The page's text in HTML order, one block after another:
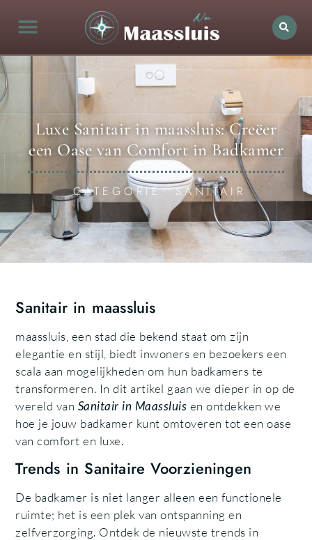
Luxe Sanitair in maassluis: Creëer
een Oase van Comfort in Badkamer
CATEGORIE: SANITAIR
Sanitair in maassluis
maassluis, een stad die bekend staat om zijn
elegantie en stijl, biedt inwoners en bezoekers een
scala aan mogelijkheden om hun badkamers te
transformeren. In dit artikel gaan we dieper in op de
wereld van Sanitair in Maassluis en ontdekken we
hoe je jouw badkamer kunt omtoveren tot een oase
van comfort en luxe.
Trends in Sanitaire Voorzieningen
De badkamer is niet langer alleen een functionele
ruimte; het is een plek van ontspanning en
zelfverzorging. Ontdek de nieuwste trends in